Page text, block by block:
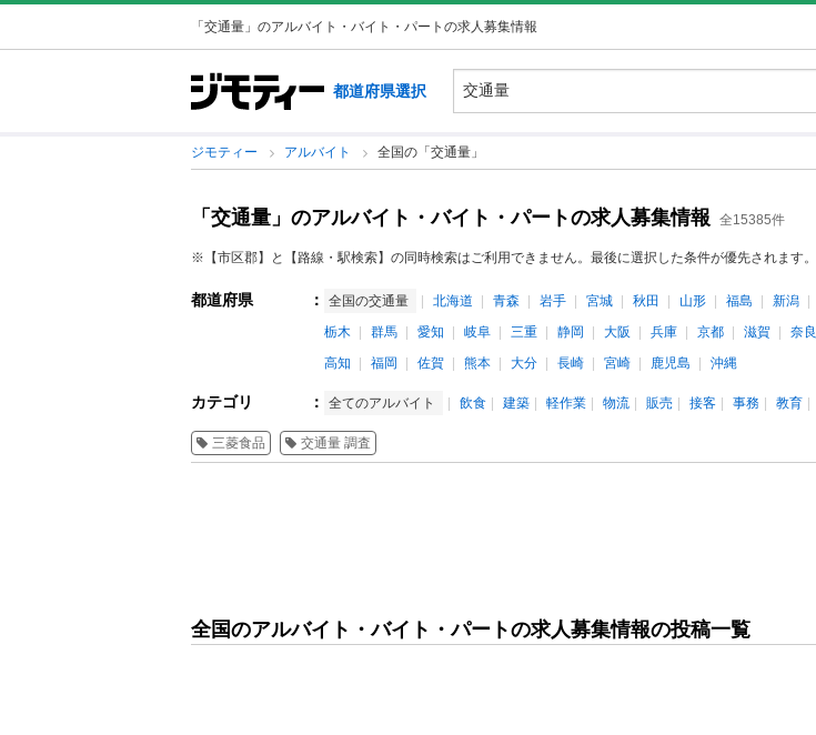
「交通量」のアルバイト・バイト・パートの求人募集情報
都道府県選択
ジモティー アルバイト 全国の「交通量」
「交通量」のアルバイト・バイト・パートの求人募集情報 全15385件
※【市区郡】と【路線・駅検索】の同時検索はご利用できません。最後に選択した条件が優先されます。
都道府県 ： 全国の交通量 北海道 青森 岩手 宮城 秋田 山形 福島 新潟
栃木
群馬 愛知 岐阜 三重 静岡 大阪 兵庫 京都 滋賀 奈良
高知
福岡 佐賀 熊本 大分 長崎 宮崎 鹿児島 沖縄
カテゴリ ： 全てのアルバイト 飲食 建築 軽作業 物流 販売 接客 事務 教育
三菱食品 交通量 調査
全国のアルバイト・バイト・パートの求人募集情報の投稿一覧